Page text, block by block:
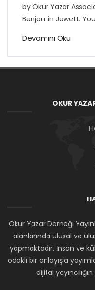
by Okur Yazar
Benjamin Jowett.
Devamını Oku
OKUR
Okur Yazar Derneği
alanlarında ulusal ve
yapmaktadır. İnsan ve
odaklı bir anlayışla
dijital